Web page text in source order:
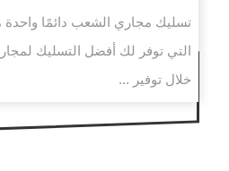
تسليك مجاري الشعب دائمًا
التي توفر لك أفضل التسليك
خلال توفير ...